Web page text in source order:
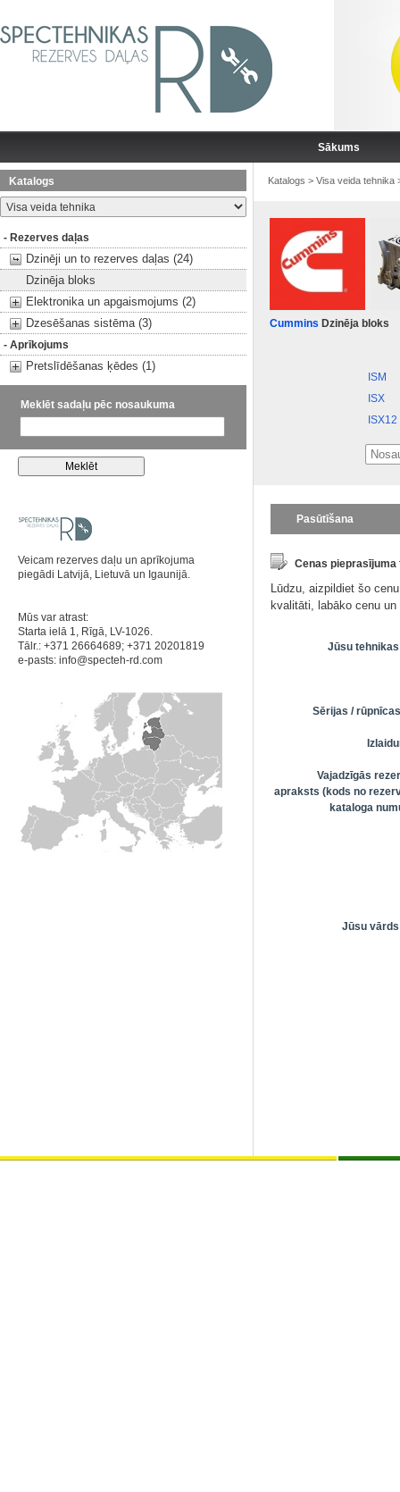
Sākums
Katalogs
- Rezerves daļas
Dzinēji un to rezerves daļas (24)
Dzinēja bloks
Elektronika un apgaismojums (2)
Dzesēšanas sistēma (3)
- Aprīkojums
Pretslīdēšanas ķēdes (1)
Meklēt sadaļu pēc nosaukuma
Veicam rezerves daļu un aprīkojuma
piegādi Latvijā, Lietuvā un Igaunijā.
Mūs var atrast:
Starta ielā 1, Rīgā, LV-1026.
Tālr.: +371 26664689; +371 20201819
e-pasts: info@specteh-rd.com
Katalogs > Visa veida tehnika
Cummins Dzinēja bloks
ISM
ISX
ISX12
Pasūtīšana
Cenas pieprasījuma
Lūdzu, aizpildiet šo
kvalitāti, labāko cenu
Jūsu
Sērijas /
Vajadzīgās
apraksts (kods no
kataloga
Jūsu